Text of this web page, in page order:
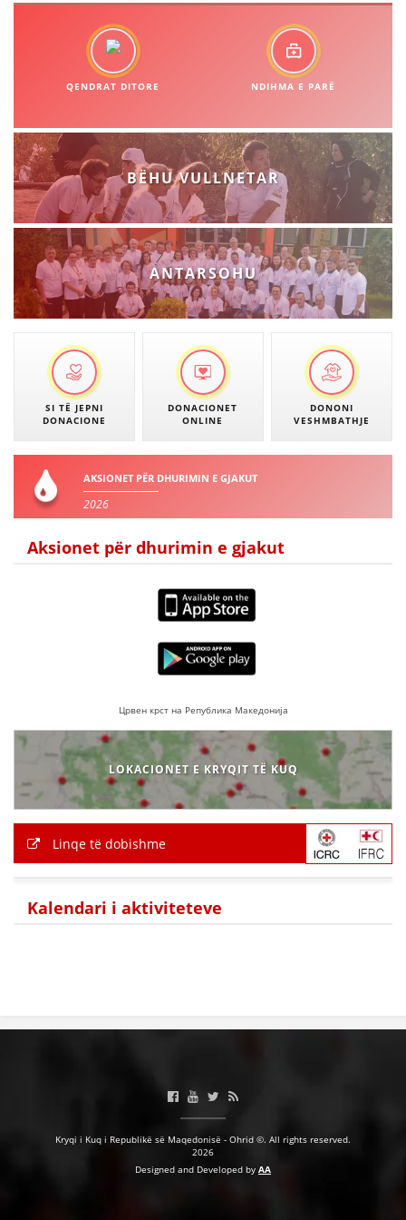
VEPRIMTARI
STRATEGJI
MATERIAL EDUKATIVO INFORMATIV
BROCHURES
PRESENTATIONS
QENDRAT DITORE NDIHMA E PARË
BËHU VULLNETAR
ANTARSOHU
SI TË JEPNI
DONACIONE
DONACIONET
ONLINE
DONONI
VESHMBATHJE
AKSIONET PËR DHURIMIN E GJAKUT
2026
Aksionet për dhurimin e gjakut
Црвен крст на Република Македонија
LOKACIONET E KRYQIT TË KUQ
Linqe të dobishme
Kalendari i aktiviteteve
Kryqi i Kuq i Republikë së Maqedonisë - Ohrid ©. All rights reserved.
2026
Designed and Developed by AA